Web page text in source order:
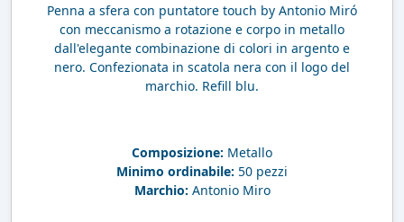
Penna a sfera con puntatore touch by Antonio Miró
con meccanismo a rotazione e corpo in metallo
dall'elegante combinazione di colori in argento e
nero. Confezionata in scatola nera con il logo del
marchio. Refill blu.
Composizione: Metallo
Minimo ordinabile: 50 pezzi
Marchio: Antonio Miro